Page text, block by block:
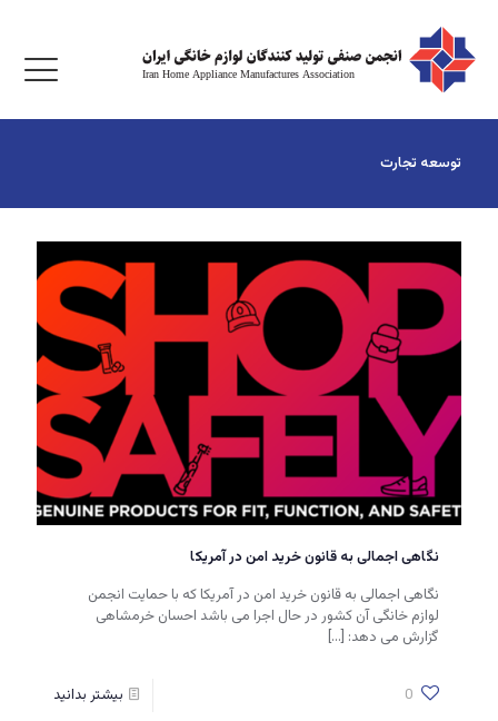
توسعه تجارت
نگاهی اجمالی به قانون خرید امن در آمریکا
نگاهی اجمالی به قانون خرید امن در آمریکا که با حمایت انجمن
لوازم خانگی آن کشور در حال اجرا می باشد احسان خرمشاهی
گزارش می دهد: […]
0 بیشتر بدانید